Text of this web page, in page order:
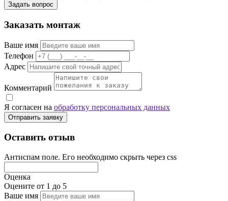
Задать вопрос
Заказать монтаж
Ваше имя
Телефон
Адрес
Комментарий
Я согласен на обработку персональных данных
Отправить заявку
Оставить отзыв
Антиспам поле. Его необходимо скрыть через css
Оценка
Оцените от 1 до 5
Ваше имя